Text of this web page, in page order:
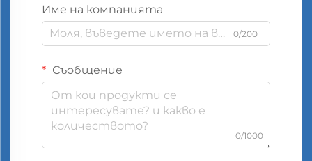
Име на компанията
0/200
Съобщение
0/1000